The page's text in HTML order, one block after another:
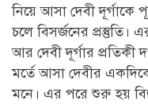
নিয়ে আসা দেবী দূর্গাকে
চলে বিসর্জনের
আর দেবী দূর্গার প্রতিকী
মর্তে আসা দেবীর
মনে। এর পরে শুরু হয়